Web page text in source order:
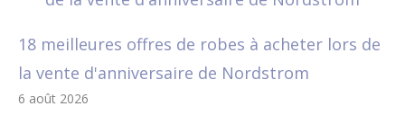
18 meilleures offres de robes à acheter lors de
la vente d'anniversaire de Nordstrom
6 août 2026